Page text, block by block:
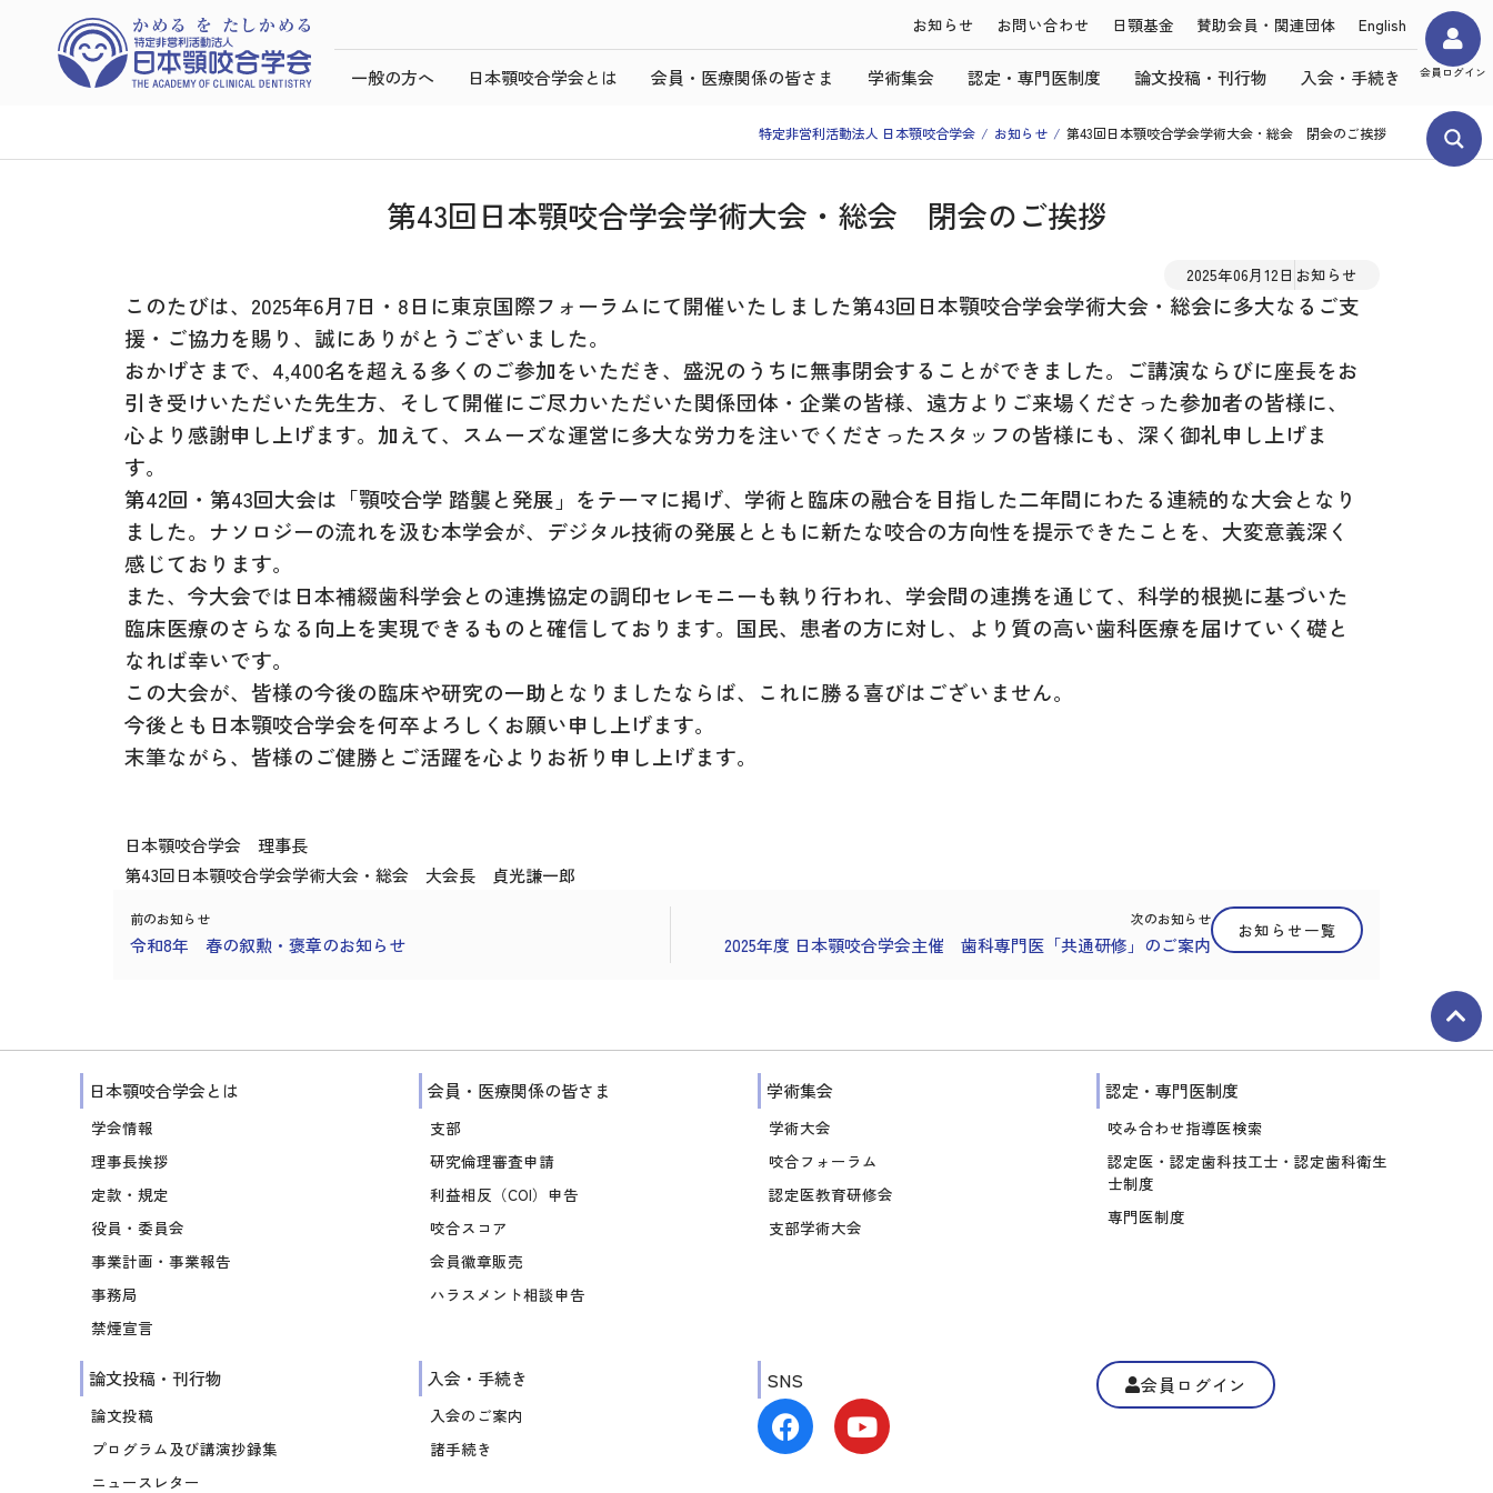
お知らせ お問い合わせ 日顎基金 賛助会員・関連団体 English
一般の方へ 日本顎咬合学会とは 会員・医療関係の皆さま 学術集会 認定・専門医制度 論文投稿・刊行物 入会・手続き 会員ログイン
特定非営利活動法人 日本顎咬合学会 お知らせ 第43回日本顎咬合学会学術大会・総会 閉会のご挨拶
第43回日本顎咬合学会学術大会・総会 閉会のご挨拶
2025年06月12日 お知らせ
このたびは、2025年6月7日・8日に東京国際フォーラムにて開催いたしました第43回日本顎咬合学会学術大会・総会に多大なるご支
援・ご協力を賜り、誠にありがとうございました。
おかげさまで、4,400名を超える多くのご参加をいただき、盛況のうちに無事閉会することができました。ご講演ならびに座長をお
引き受けいただいた先生方、そして開催にご尽力いただいた関係団体・企業の皆様、遠方よりご来場くださった参加者の皆様に、
心より感謝申し上げます。加えて、スムーズな運営に多大な労力を注いでくださったスタッフの皆様にも、深く御礼申し上げま
す。
第42回・第43回大会は「顎咬合学 踏襲と発展」をテーマに掲げ、学術と臨床の融合を目指した二年間にわたる連続的な大会となり
ました。ナソロジーの流れを汲む本学会が、デジタル技術の発展とともに新たな咬合の方向性を提示できたことを、大変意義深く
感じております。
また、今大会では日本補綴歯科学会との連携協定の調印セレモニーも執り行われ、学会間の連携を通じて、科学的根拠に基づいた
臨床医療のさらなる向上を実現できるものと確信しております。国民、患者の方に対し、より質の高い歯科医療を届けていく礎と
なれば幸いです。
この大会が、皆様の今後の臨床や研究の一助となりましたならば、これに勝る喜びはございません。
今後とも日本顎咬合学会を何卒よろしくお願い申し上げます。
末筆ながら、皆様のご健勝とご活躍を心よりお祈り申し上げます。
日本顎咬合学会 理事長
第43回日本顎咬合学会学術大会・総会 大会長 貞光謙一郎
前のお知らせ
令和8年 春の叙勲・褒章のお知らせ
次のお知らせ
2025年度 日本顎咬合学会主催 歯科専門医「共通研修」のご案内
お知らせ一覧
日本顎咬合学会とは
学会情報
理事長挨拶
定款・規定
役員・委員会
事業計画・事業報告
事務局
禁煙宣言
会員・医療関係の皆さま
支部
研究倫理審査申請
利益相反（COI）申告
咬合スコア
会員徽章販売
ハラスメント相談申告
学術集会
学術大会
咬合フォーラム
認定医教育研修会
支部学術大会
認定・専門医制度
咬み合わせ指導医検索
認定医・認定歯科技工士・認定歯科衛生
士制度
専門医制度
論文投稿・刊行物
論文投稿
プログラム及び講演抄録集
ニュースレター
入会・手続き
入会のご案内
諸手続き
SNS 会員ログイン